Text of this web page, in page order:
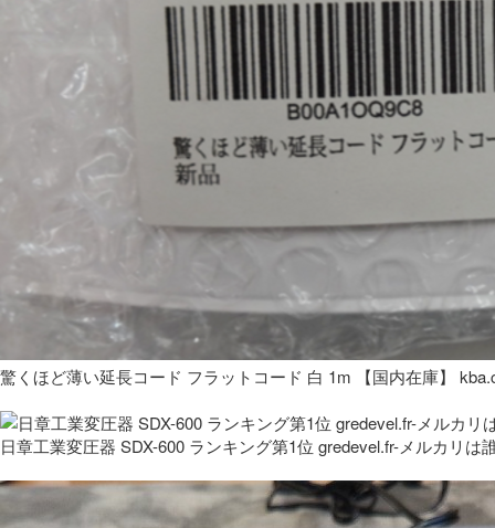
驚くほど薄い延長コード フラットコード 白 1m 【国内在庫】
日章工業変圧器 SDX-600 ランキング第1位 gredevel.fr-メルカリは